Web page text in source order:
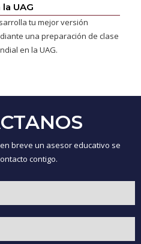
la UAG
tu mejor versión
una preparación de clase
en la UAG.
breve un asesor educativo se
contigo.